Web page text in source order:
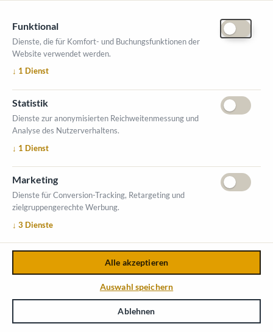
Funktional
Dienste, die für Komfort- und Buchungsfunktionen der
Website verwendet werden.
↓ 1 Dienst
Statistik
Dienste zur anonymisierten Reichweitenmessung und
Analyse des Nutzerverhaltens.
↓ 1 Dienst
Marketing
Dienste für Conversion-Tracking, Retargeting und
zielgruppengerechte Werbung.
↓ 3 Dienste
Ablehnen
Auswahl speichern
Alle akzeptieren